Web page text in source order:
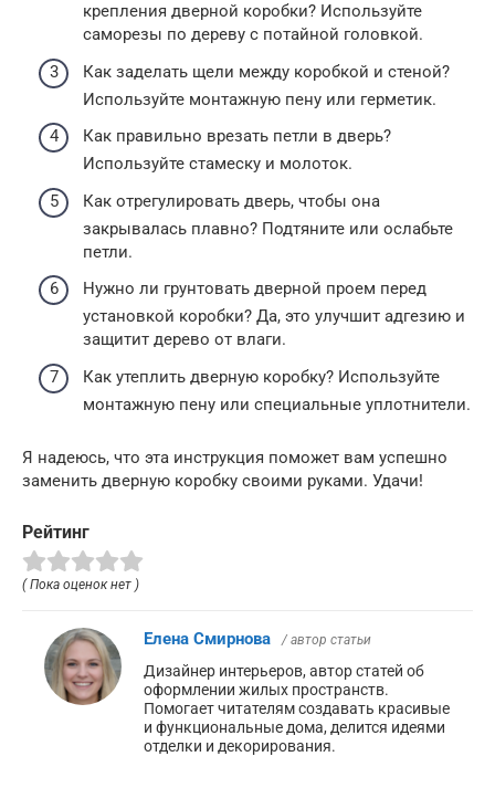
крепления дверной коробки? Используйте
саморезы по дереву с потайной головкой.
Как заделать щели между коробкой и стеной?
Используйте монтажную пену или герметик.
Как правильно врезать петли в дверь?
Используйте стамеску и молоток.
Как отрегулировать дверь, чтобы она
закрывалась плавно? Подтяните или ослабьте
петли.
Нужно ли грунтовать дверной проем перед
установкой коробки? Да, это улучшит адгезию и
защитит дерево от влаги.
Как утеплить дверную коробку? Используйте
монтажную пену или специальные уплотнители.
Я надеюсь, что эта инструкция поможет вам успешно
заменить дверную коробку своими руками. Удачи!
Рейтинг
( Пока оценок нет )
Елена Смирнова / автор статьи
Дизайнер интерьеров, автор статей об
оформлении жилых пространств.
Помогает читателям создавать красивые
и функциональные дома, делится идеями
отделки и декорирования.